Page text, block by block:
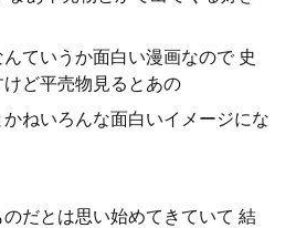
ていうか面白い漫画なので 史
ど平売物見るとあの
ねいろんな面白いイメージにな
だとは思い始めてきていて 結